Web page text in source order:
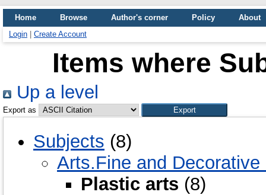
Home Browse Author's corner Policy
About
Login
Create Account
Items where
Up a level
Export as
Subjects (8)
Arts.Fine and Decorative
Plastic arts (8)